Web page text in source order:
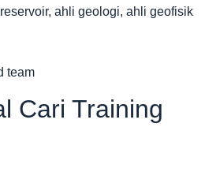
ahli geologi, ahli geofisik
team
Cari Training